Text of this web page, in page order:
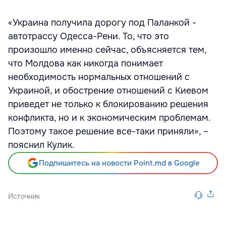
«Украина получила дорогу под Паланкой -
автотрассу Одесса-Рени. То, что это
произошло именно сейчас, объясняется тем,
что Молдова как никогда понимает
необходимость нормальных отношений с
Украиной, и обострение отношений с Киевом
приведет не только к блокированию решения
конфликта, но и к экономическим проблемам.
Поэтому такое решение все-таки приняли», –
пояснил Кулик.
Подпишитесь на новости Point.md в Google
Источник